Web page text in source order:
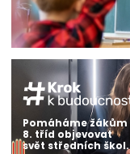
Pomáháme žákům
8. tříd objevovat
svět středních škol.